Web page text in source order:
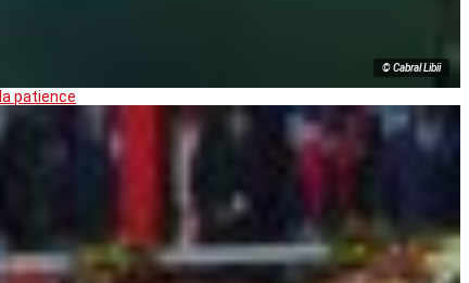
© Cabral Libii
patience